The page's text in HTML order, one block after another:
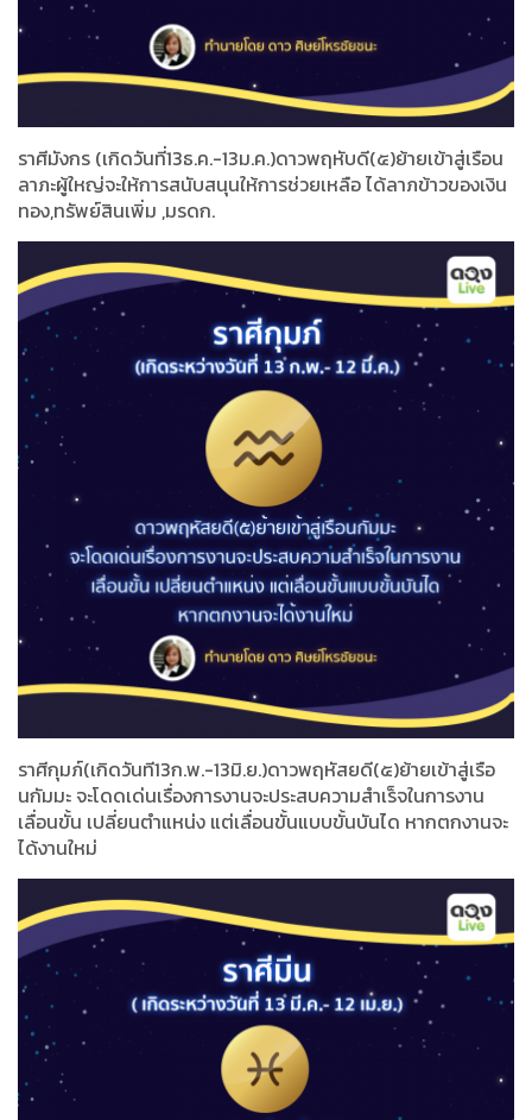
ราศีมังกร (เกิดวันที่13ธ.ค.-13ม.ค.)ดาวพฤหับดี(๕)ย้ายเข้าสู่เรือน
ลาภะผู้ใหญ่จะให้การสนับสนุนให้การช่วยเหลือ ได้ลาภข้าวของเงิน
ทอง,ทรัพย์สินเพิ่ม ,มรดก.
ราศีกุมภ์(เกิดวันที13ก.พ.-13มิ.ย.)ดาวพฤหัสยดี(๕)ย้ายเข้าสู่เรือ
นกัมมะ จะโดดเด่นเรื่องการงานจะประสบความสำเร็จในการงาน
เลื่อนขั้น เปลี่ยนตำแหน่ง แต่เลื่อนขั้นแบบขั้นบันได หากตกงานจะ
ได้งานใหม่